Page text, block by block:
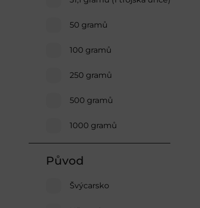
50 gramů
100 gramů
250 gramů
500 gramů
1000 gramů
Původ
Švýcarsko